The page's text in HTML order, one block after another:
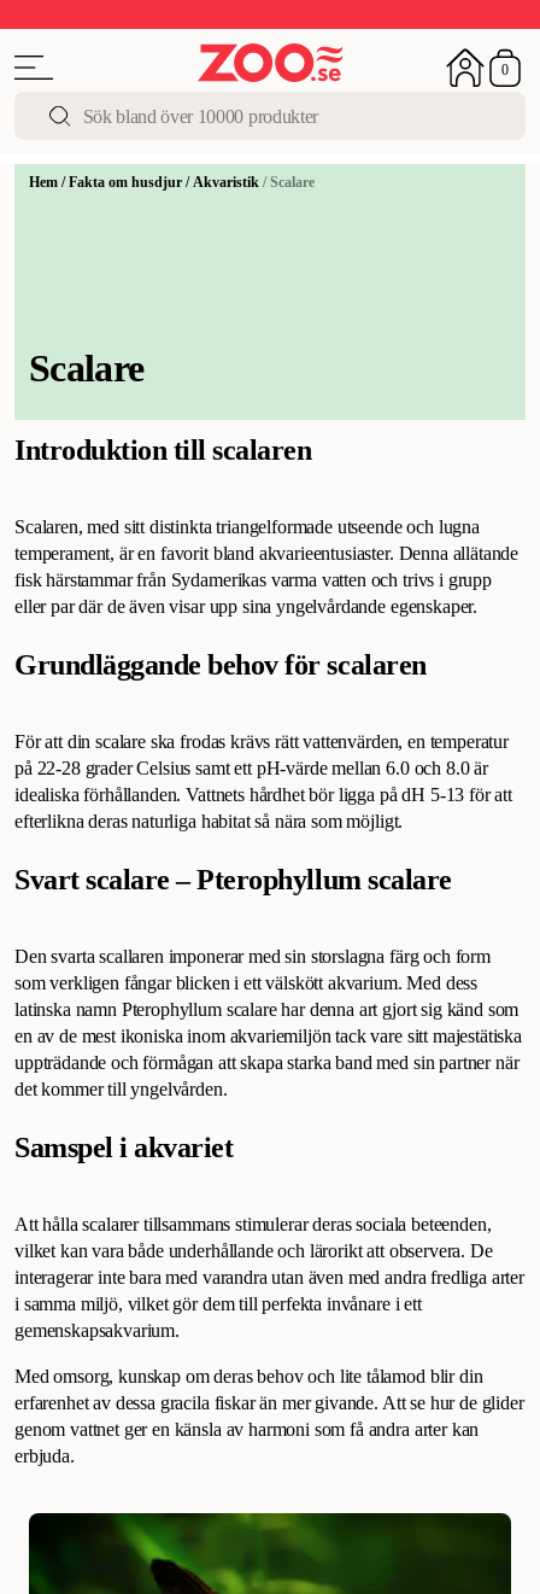
0
Hem /Fakta om husdjur /Akvaristik /Scalare
Scalare
Introduktion till scalaren
Scalaren, med sitt distinkta triangelformade utseende och lugna
temperament, är en favorit bland akvarieentusiaster. Denna allätande
fisk härstammar från Sydamerikas varma vatten och trivs i grupp
eller par där de även visar upp sina yngelvårdande egenskaper.
Grundläggande behov för scalaren
För att din scalare ska frodas krävs rätt vattenvärden, en temperatur
på 22-28 grader Celsius samt ett pH-värde mellan 6.0 och 8.0 är
idealiska förhållanden. Vattnets hårdhet bör ligga på dH 5-13 för att
efterlikna deras naturliga habitat så nära som möjligt.
Svart scalare – Pterophyllum scalare
Den svarta scallaren imponerar med sin storslagna färg och form
som verkligen fångar blicken i ett välskött akvarium. Med dess
latinska namn Pterophyllum scalare har denna art gjort sig känd som
en av de mest ikoniska inom akvariemiljön tack vare sitt majestätiska
uppträdande och förmågan att skapa starka band med sin partner när
det kommer till yngelvården.
Samspel i akvariet
Att hålla scalarer tillsammans stimulerar deras sociala beteenden,
vilket kan vara både underhållande och lärorikt att observera. De
interagerar inte bara med varandra utan även med andra fredliga arter
i samma miljö, vilket gör dem till perfekta invånare i ett
gemenskapsakvarium.
Med omsorg, kunskap om deras behov och lite tålamod blir din
erfarenhet av dessa gracila fiskar än mer givande. Att se hur de glider
genom vattnet ger en känsla av harmoni som få andra arter kan
erbjuda.